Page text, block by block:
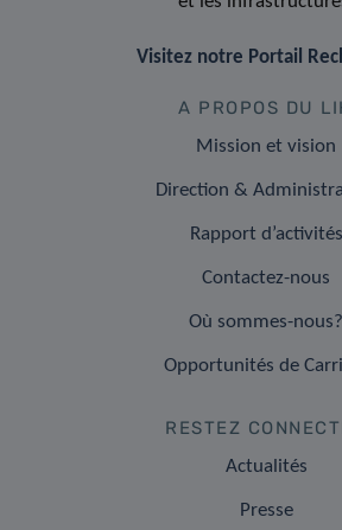
Visitez notre Portail
A PROPOS DU
Mission et vision
Direction &
Rapport d’activités
Contactez-nous
Où sommes-nous?
Opportunités de
RESTEZ
Actualités
Presse